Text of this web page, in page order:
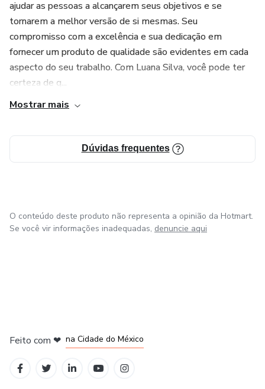
ajudar as pessoas a alcançarem seus objetivos e se
tornarem a melhor versão de si mesmas. Seu
compromisso com a excelência e sua dedicação em
fornecer um produto de qualidade são evidentes em cada
aspecto do seu trabalho. Com Luana Silva, você pode ter
certeza de q...
Mostrar mais
Dúvidas frequentes
O conteúdo deste produto não representa a opinião da Hotmart.
Se você vir informações inadequadas, denuncie aqui
Feito com ❤ na Cidade do México